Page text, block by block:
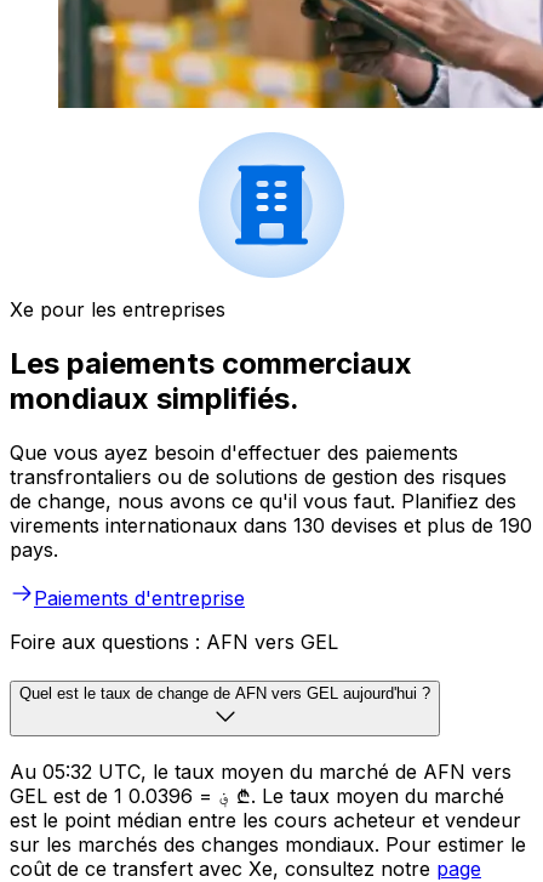
Xe pour les entreprises
Les paiements commerciaux
mondiaux simplifiés.
Que vous ayez besoin d'effectuer des paiements
transfrontaliers ou de solutions de gestion des risques
de change, nous avons ce qu'il vous faut. Planifiez des
virements internationaux dans 130 devises et plus de 190
pays.
Paiements d'entreprise
Foire aux questions : AFN vers GEL
Quel est le taux de change de AFN vers GEL aujourd'hui ?
Au 05:32 UTC, le taux moyen du marché de AFN vers
GEL est de 1 ؋ = 0.0396 ₾. Le taux moyen du marché
est le point médian entre les cours acheteur et vendeur
sur les marchés des changes mondiaux. Pour estimer le
coût de ce transfert avec Xe, consultez notre page